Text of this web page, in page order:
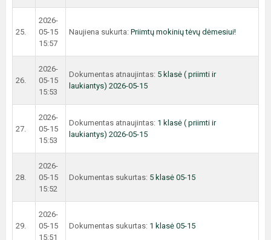
25.
2026-
05-15
15:57
Naujiena sukurta: Priimtų mokinių tėvų dėmesiui!
26.
2026-
05-15
15:53
Dokumentas atnaujintas: 5 klasė ( priimti ir
laukiantys) 2026-05-15
27.
2026-
05-15
15:53
Dokumentas atnaujintas: 1 klasė ( priimti ir
laukiantys) 2026-05-15
28.
2026-
05-15
15:52
Dokumentas sukurtas: 5 klasė 05-15
29.
2026-
05-15
15:51
Dokumentas sukurtas: 1 klasė 05-15